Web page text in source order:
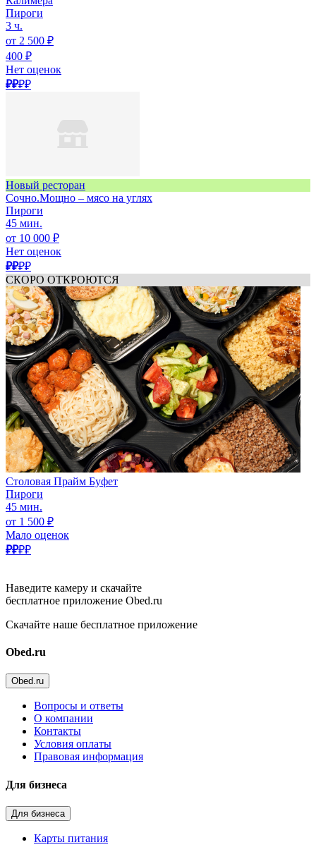
Пироги
3 ч.
от 2 500 ₽
400 ₽
Нет оценок
₽₽₽₽
Новый ресторан
Сочно.Мощно – мясо на углях
Пироги
45 мин.
от 10 000 ₽
Нет оценок
₽₽₽₽
СКОРО ОТКРОЮТСЯ
Столовая Прайм Буфет
Пироги
45 мин.
от 1 500 ₽
Мало оценок
₽₽₽₽
Наведите камеру и скачайте
бесплатное приложение Obed.ru
Скачайте наше бесплатное приложение
Obed.ru
Obed.ru
Вопросы и ответы
О компании
Контакты
Условия оплаты
Правовая информация
Для бизнеса
Для бизнеса
Карты питания